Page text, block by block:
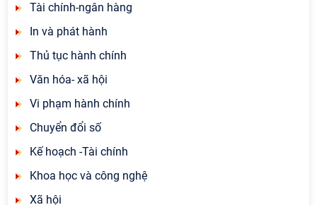
Tài chính-ngân hàng
In và phát hành
Thủ tục hành chính
Văn hóa- xã hội
Vi phạm hành chính
Chuyển đổi số
Kế hoạch -Tài chính
Khoa học và công nghệ
Xã hội